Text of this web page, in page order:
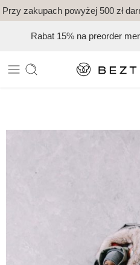
Przy zakupach powyżej 500 zł
Rabat 15% na preorder